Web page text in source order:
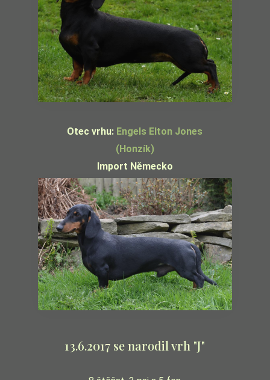
Otec vrhu: Engels Elton Jones
(Honzík)
Import Německo
13.6.2017 se narodil vrh "J"